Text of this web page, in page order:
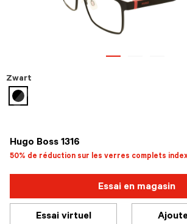
Hugo Boss 1316
50% de réduction sur les verres complets
Zwart
sélectionné
Essai en magasin
Essai virtuel